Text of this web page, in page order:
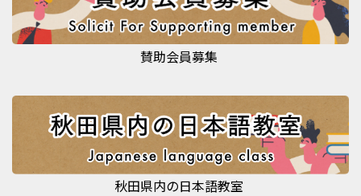
賛助会員募集
秋田県内の日本語教室